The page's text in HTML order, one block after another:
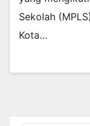
Sekolah
Kota…